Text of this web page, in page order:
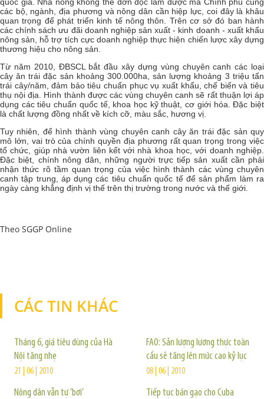
các bộ, ngành, địa phương và nông dân cần hiệp lực, coi đây là khâu
quan trọng để phát triển kinh tế nông thôn. Trên cơ sở đó ban hành
các chính sách ưu đãi doanh nghiệp sản xuất - kinh doanh - xuất khẩu
nông sản, hỗ trợ tích cực doanh nghiệp thực hiện chiến lược xây dựng
thương hiệu cho nông sản.
Từ năm 2010, ĐBSCL bắt đầu xây dựng vùng chuyên canh các loại
cây ăn trái đặc sản khoảng 300.000ha, sản lượng khoảng 3 triệu tấn
trái cây/năm, đảm bảo tiêu chuẩn phục vụ xuất khẩu, chế biến và tiêu
thụ nội địa. Hình thành được các vùng chuyên canh sẽ rất thuận lợi áp
dụng các tiêu chuẩn quốc tế, khoa học kỹ thuật, cơ giới hóa. Đặc biệt
là chất lượng đồng nhất về kích cỡ, màu sắc, hương vị.
Tuy nhiên, để hình thành vùng chuyên canh cây ăn trái đặc sản quy
mô lớn, vai trò của chính quyền địa phương rất quan trọng trong việc
tổ chức, giúp nhà vườn liên kết với nhà khoa học, với doanh nghiệp.
Đặc biệt, chính nông dân, những người trực tiếp sản xuất cần phải
nhận thức rõ tầm quan trọng của việc hình thành các vùng chuyên
canh tập trung, áp dụng các tiêu chuẩn quốc tế để sản phẩm làm ra
ngày càng khẳng định vị thế trên thị trường trong nước và thế giới.
Theo SGGP Online
CÁC TIN KHÁC
Tháng 6, giá tiêu dùng của Hà
Nội tăng nhẹ
21 | 06 | 2010
Nông dân vẫn tự ’bơi’
FAO: Sản lượng lương thực toàn
cầu sẽ tăng lên mức cao kỷ lục
08 | 06 | 2010
Tiếp tục bán gạo cho Cuba